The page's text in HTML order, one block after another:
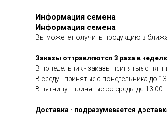
Информация семена
Информация семена
Вы можете получить продукцию в
Заказы отправляются 3 раза в
В понедельник - заказы принятые с
В среду - принятые с понедельника до
В пятницу - принятые со среды до 13.00
Доставка - подразумевается